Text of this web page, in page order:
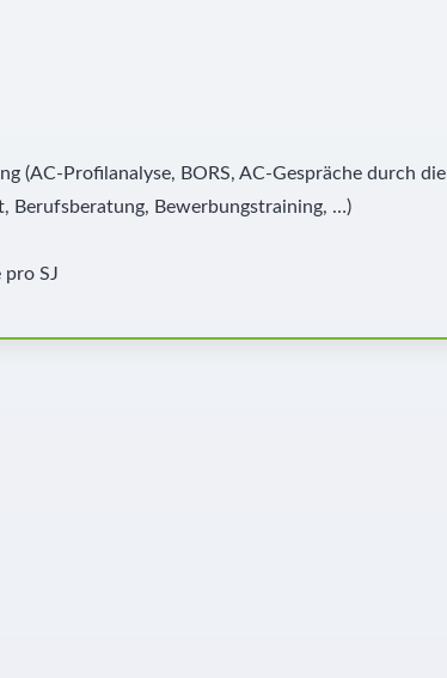
(AC-Profilanalyse, BORS, AC-Gespräche durch die
Berufsberatung, Bewerbungstraining, …)
SJ